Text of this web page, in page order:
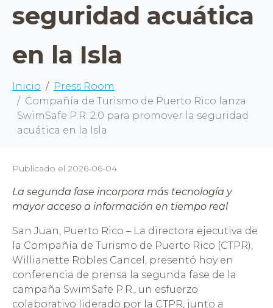
seguridad acuática
en la Isla
Inicio
Press Room
Compañía de Turismo de Puerto Rico lanza
SwimSafe P.R. 2.0 para promover la seguridad
acuática en la Isla
Publicado el 2026-06-04
La segunda fase incorpora más tecnología y
mayor acceso a información en tiempo real
San Juan, Puerto Rico – La directora ejecutiva de
la Compañía de Turismo de Puerto Rico (CTPR),
Willianette Robles Cancel, presentó hoy en
conferencia de prensa la segunda fase de la
campaña SwimSafe P.R., un esfuerzo
colaborativo liderado por la CTPR, junto a